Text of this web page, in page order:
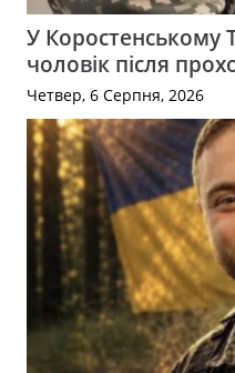
У Коростенському
чоловік після
Четвер, 6 Серпня, 2026